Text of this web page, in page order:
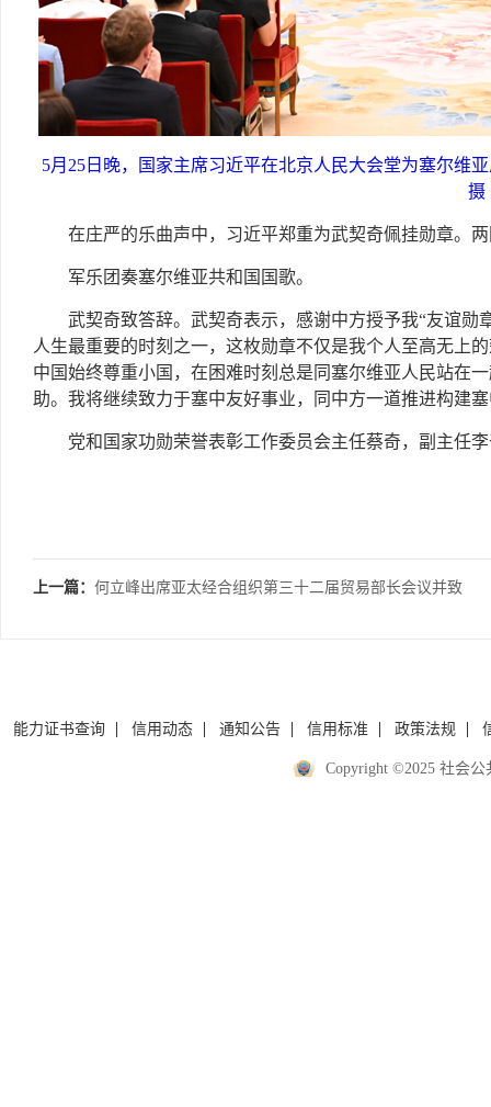
5月25日晚，国家主席习近平在北京人民大会堂为塞尔维
摄
在庄严的乐曲声中，习近平郑重为武契奇佩挂勋章。
军乐团奏塞尔维亚共和国国歌。
武契奇致答辞。武契奇表示，感谢中方授予我“友谊
人生最重要的时刻之一，这枚勋章不仅是我个人至高无上
中国始终尊重小国，在困难时刻总是同塞尔维亚人民站在
助。我将继续致力于塞中友好事业，同中方一道推进构建
党和国家功勋荣誉表彰工作委员会主任蔡奇，副主任
上一篇： 何立峰出席亚太经合组织第三十二届贸易部长会议并致
能力证书查询 信用动态 通知公告 信用标准 政策法规
Copyright ©2025 社会